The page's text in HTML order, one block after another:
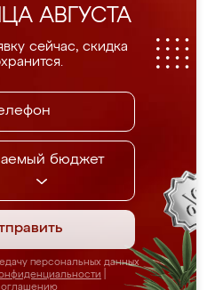
АВГУСТА
сейчас, скидка
бюджет
персональных данных